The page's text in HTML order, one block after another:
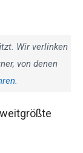
Wir verlinken
von denen